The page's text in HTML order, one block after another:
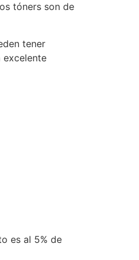
tóners son de
tener
excelente
es al 5% de